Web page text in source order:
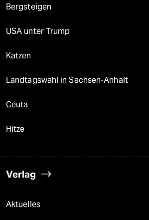
Bergsteigen
USA unter Trump
Katzen
Landtagswahl in Sachsen-Anhalt
Ceuta
Hitze
Verlag
Aktuelles